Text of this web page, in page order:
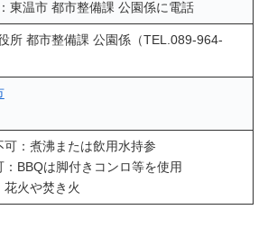
東温市 都市整備課 公園係に電話
所 都市整備課 公園係（TEL.089-964-
可：煮沸または飲用水持参
：BBQは脚付きコンロ等を使用
花火や焚き火